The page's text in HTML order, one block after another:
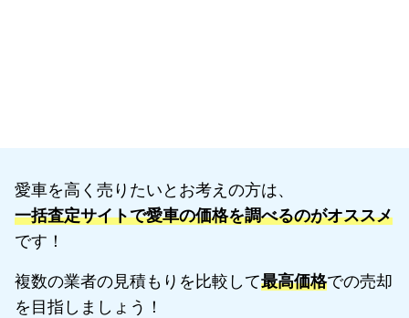
愛車を高く売りたいとお考えの方は、
一括査定サイトで愛車の価格を調べるのがオススメ
です！
複数の業者の見積もりを比較して最高価格での売却
を目指しましょう！